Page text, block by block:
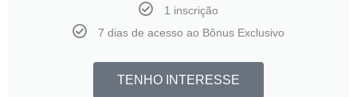
1 inscrição
7 dias de acesso ao Bônus Exclusivo
TENHO INTERESSE